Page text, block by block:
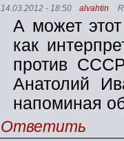
14.03.2012 - 18:50 alvahtin
А может
как
против
Анатолий
напоминая
Ответить